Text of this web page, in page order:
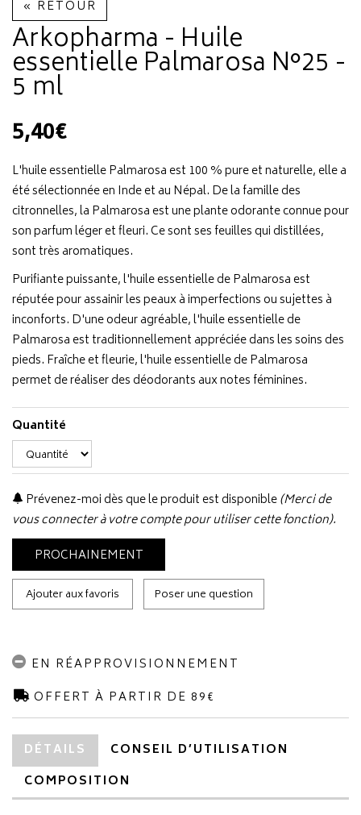
« RETOUR
Arkopharma - Huile
essentielle Palmarosa N°25 -
5 ml
5,40€
L'huile essentielle Palmarosa est 100 % pure et naturelle, elle a
été sélectionnée en Inde et au Népal. De la famille des
citronnelles, la Palmarosa est une plante odorante connue pour
son parfum léger et fleuri. Ce sont ses feuilles qui distillées,
sont très aromatiques.
Purifiante puissante, l'huile essentielle de Palmarosa est
réputée pour assainir les peaux à imperfections ou sujettes à
inconforts. D'une odeur agréable, l'huile essentielle de
Palmarosa est traditionnellement appréciée dans les soins des
pieds. Fraîche et fleurie, l'huile essentielle de Palmarosa
permet de réaliser des déodorants aux notes féminines.
Quantité
Prévenez-moi dès que le produit est disponible(Merci de
vous connecter à votre compte pour utiliser cette fonction).
PROCHAINEMENT
Ajouter aux favoris Poser une question
EN RÉAPPROVISIONNEMENT
OFFERT À PARTIR DE 89€
DÉTAILS
CONSEIL D’UTILISATION
COMPOSITION